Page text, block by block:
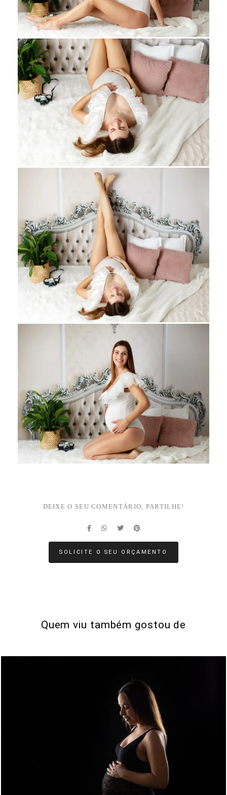
DEIXE O SEU COMENTÁRIO, PARTILHE!
SOLICITE O SEU ORÇAMENTO
Quem viu também gostou de
0